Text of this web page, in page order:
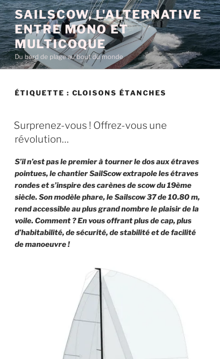
Aller
au
contenu
principal
SAILSCOW, L'ALTERNATIVE
ENTRE MONO ET
MULTICOQUE
Du bord de plage au bout du monde
ÉTIQUETTE : CLOISONS ÉTANCHES
PUBLIÉ
LE
Surprenez-vous ! Offrez-vous une
révolution…
S’il n’est pas le premier à tourner le dos aux étraves
pointues, le chantier SailScow extrapole les étraves
rondes et s’inspire des carènes de scow du 19ème
siècle. Son modèle phare, le Sailscow 37 de 10.80 m,
rend accessible au plus grand nombre le plaisir de la
voile. Comment ? En vous offrant plus de cap, plus
d’habitabilité, de sécurité, de stabilité et de facilité
de manoeuvre !